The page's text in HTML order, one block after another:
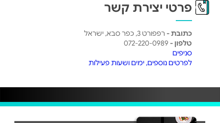
פרטי יצירת קשר
כתובת - רפפורט 3, כפר סבא, ישראל
טלפון -072-220-0989
סניפים
לפרטים נוספים, ימים ושעות פעילות